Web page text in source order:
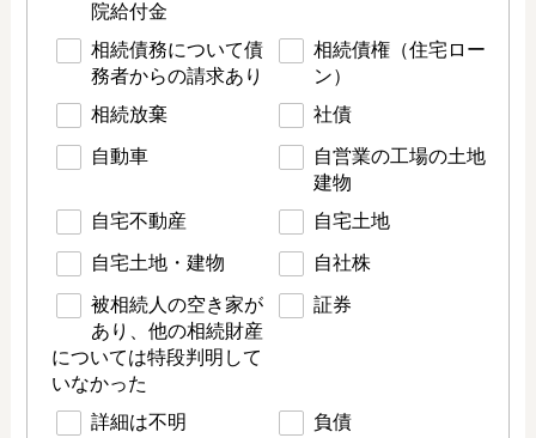
院給付金
相続債務について債
務者からの請求あり
相続債権（住宅ロー
ン）
相続放棄
社債
自動車
自営業の工場の土地
建物
自宅不動産
自宅土地
自宅土地・建物 自社株
被相続人の空き家が
あり、他の相続財産
については特段判明して
いなかった
証券
詳細は不明 負債